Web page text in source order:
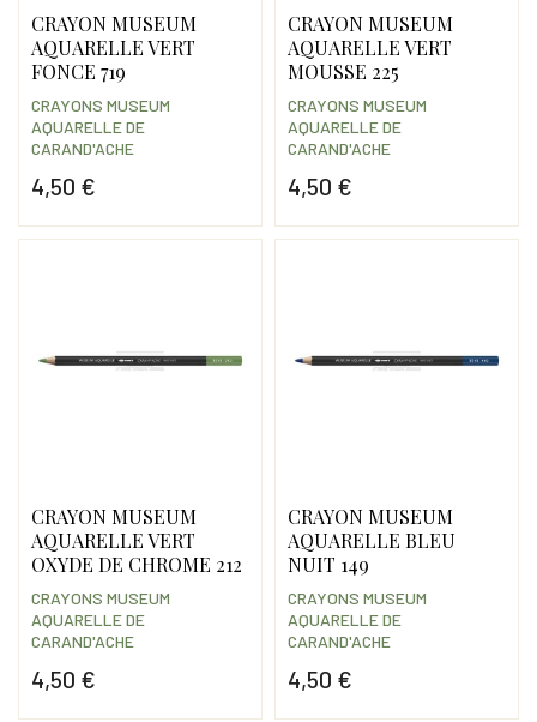
CRAYON MUSEUM
AQUARELLE VERT
FONCE 719
4,50 €
CRAYONS MUSEUM
AQUARELLE DE
CARAND'ACHE
CRAYON MUSEUM
AQUARELLE VERT
MOUSSE 225
4,50 €
CRAYONS MUSEUM
AQUARELLE DE
CARAND'ACHE
CRAYON MUSEUM
AQUARELLE VERT
OXYDE DE CHROME 212
4,50 €
CRAYONS MUSEUM
AQUARELLE DE
CARAND'ACHE
CRAYON MUSEUM
AQUARELLE BLEU
NUIT 149
4,50 €
CRAYONS MUSEUM
AQUARELLE DE
CARAND'ACHE